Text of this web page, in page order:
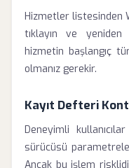
Hizmetler listesinden
tıklayın ve yeniden
hizmetin başlangıç
olmanız gerekir.
Kayıt Defteri
Deneyimli
sürücüsü
Ancak bu işlem